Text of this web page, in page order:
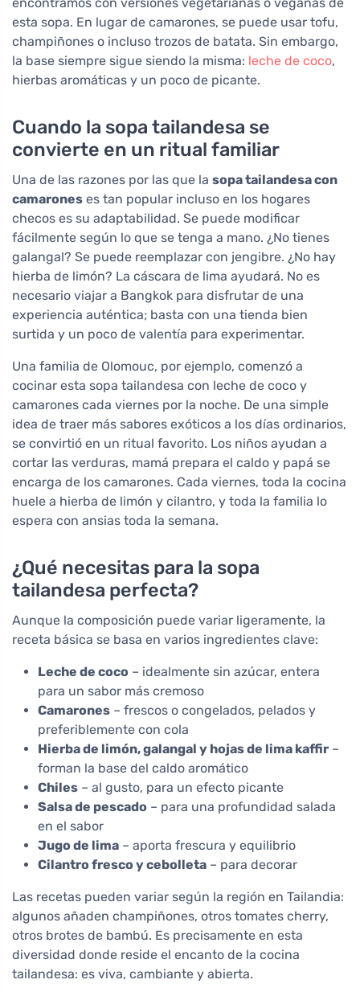
esta sopa. En lugar de camarones, se puede usar tofu,
champiñones o incluso trozos de batata. Sin embargo,
la base siempre sigue siendo la misma: leche de coco,
hierbas aromáticas y un poco de picante.
Cuando la sopa tailandesa se
convierte en un ritual familiar
Una de las razones por las que la sopa tailandesa con
camarones es tan popular incluso en los hogares
checos es su adaptabilidad. Se puede modificar
fácilmente según lo que se tenga a mano. ¿No tienes
galangal? Se puede reemplazar con jengibre. ¿No hay
hierba de limón? La cáscara de lima ayudará. No es
necesario viajar a Bangkok para disfrutar de una
experiencia auténtica; basta con una tienda bien
surtida y un poco de valentía para experimentar.
Una familia de Olomouc, por ejemplo, comenzó a
cocinar esta sopa tailandesa con leche de coco y
camarones cada viernes por la noche. De una simple
idea de traer más sabores exóticos a los días ordinarios,
se convirtió en un ritual favorito. Los niños ayudan a
cortar las verduras, mamá prepara el caldo y papá se
encarga de los camarones. Cada viernes, toda la cocina
huele a hierba de limón y cilantro, y toda la familia lo
espera con ansias toda la semana.
¿Qué necesitas para la sopa
tailandesa perfecta?
Aunque la composición puede variar ligeramente, la
receta básica se basa en varios ingredientes clave:
Leche de coco – idealmente sin azúcar, entera
para un sabor más cremoso
Camarones – frescos o congelados, pelados y
preferiblemente con cola
Hierba de limón, galangal y hojas de lima kaffir –
forman la base del caldo aromático
Chiles – al gusto, para un efecto picante
Salsa de pescado – para una profundidad salada
en el sabor
Jugo de lima – aporta frescura y equilibrio
Cilantro fresco y cebolleta – para decorar
Las recetas pueden variar según la región en Tailandia:
algunos añaden champiñones, otros tomates cherry,
otros brotes de bambú. Es precisamente en esta
diversidad donde reside el encanto de la cocina
tailandesa: es viva, cambiante y abierta.